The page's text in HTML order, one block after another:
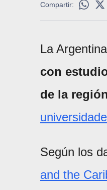
Compartir:
La
con
de la
Según los
and the